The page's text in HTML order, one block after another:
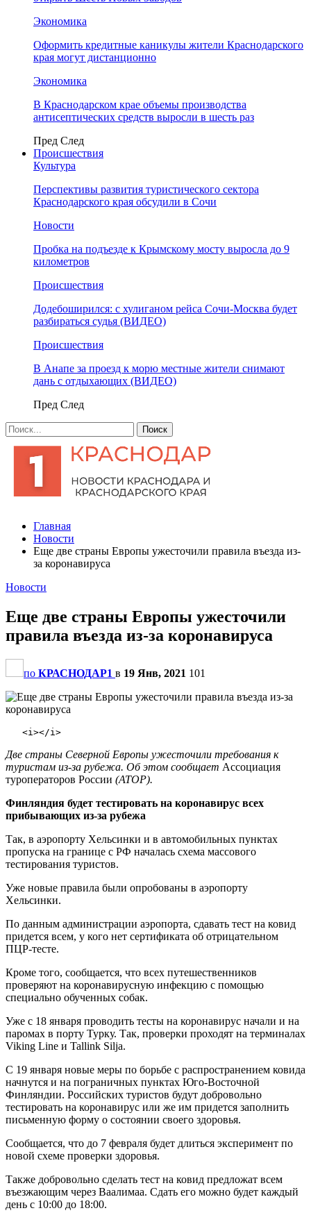
Экономика
Оформить кредитные каникулы жители Краснодарского
края могут дистанционно
Экономика
В Краснодарском крае объемы производства
антисептических средств выросли в шесть раз
Пред След
Происшествия
Культура
Перспективы развития туристического сектора
Краснодарского края обсудили в Сочи
Новости
Пробка на подъезде к Крымскому мосту выросла до 9
километров
Происшествия
Додебоширился: с хулиганом рейса Сочи-Москва будет
разбираться судья (ВИДЕО)
Происшествия
В Анапе за проезд к морю местные жители снимают
дань с отдыхающих (ВИДЕО)
Пред След
Главная
Новости
Еще две страны Европы ужесточили правила въезда из-
за коронавируса
Новости
Еще две страны Европы ужесточили
правила въезда из-за коронавируса
по КРАСНОДАР1 в 19 Янв, 2021 101
Две страны Северной Европы ужесточили требования к
туристам из-за рубежа. Об этом сообщает Ассоциация
туроператоров России (АТОР).
Финляндия будет тестировать на коронавирус всех
прибывающих из-за рубежа
Так, в аэропорту Хельсинки и в автомобильных пунктах
пропуска на границе с РФ началась схема массового
тестирования туристов.
Уже новые правила были опробованы в аэропорту
Хельсинки.
По данным администрации аэропорта, сдавать тест на ковид
придется всем, у кого нет сертификата об отрицательном
ПЦР-тесте.
Кроме того, сообщается, что всех путешественников
проверяют на коронавирусную инфекцию с помощью
специально обученных собак.
Уже с 18 января проводить тесты на коронавирус начали и на
паромах в порту Турку. Так, проверки проходят на терминалах
Viking Line и Tallink Silja.
С 19 января новые меры по борьбе с распространением ковида
начнутся и на пограничных пунктах Юго-Восточной
Финляндии. Российских туристов будут добровольно
тестировать на коронавирус или же им придется заполнить
письменную форму о состоянии своего здоровья.
Сообщается, что до 7 февраля будет длиться эксперимент по
новой схеме проверки здоровья.
Также добровольно сделать тест на ковид предложат всем
въезжающим через Ваалимаа. Сдать его можно будет каждый
день с 10:00 до 18:00.